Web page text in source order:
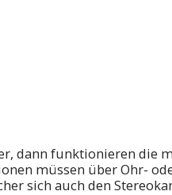
dann funktionieren die
müssen über Ohr-
sich auch den